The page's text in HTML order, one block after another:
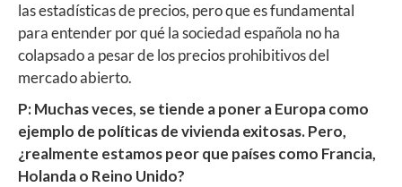
las estadísticas de precios, pero que es fundamental
para entender por qué la sociedad española no ha
colapsado a pesar de los precios prohibitivos del
mercado abierto.
P: Muchas veces, se tiende a poner a Europa como
ejemplo de políticas de vivienda exitosas. Pero,
¿realmente estamos peor que países como Francia,
Holanda o Reino Unido?